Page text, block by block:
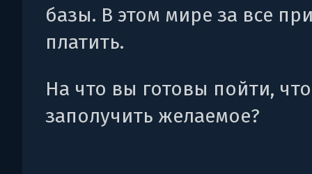
базы. В этом мире за все
платить.
На что вы готовы пойти,
заполучить желаемое?